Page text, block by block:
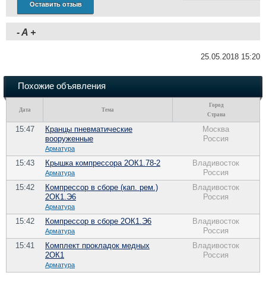
Оставить отзыв
-A +
25.05.2018 15:20
Похожие объявления
Дата Тема
Город
Страна
15:47
Кранцы пневматические
вооруженные
Арматура
Москва
Россия
15:43 Крышка компрессора 2ОК1.78-2
Арматура
Владивосток
Россия
15:42
Компрессор в сборе (кап. рем.)
2ОК1.Э6
Арматура
Владивосток
Россия
15:42 Компрессор в сборе 2ОК1.Э6
Арматура
Владивосток
Россия
15:41
Комплект прокладок медных
2ОК1
Арматура
Владивосток
Россия